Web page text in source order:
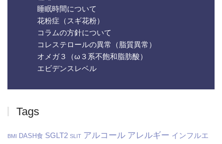
睡眠時間について
花粉症（スギ花粉）
コラムの方針について
コレステロールの異常（脂質異常）
オメガ３（ω３系不飽和脂肪酸）
エビデンスレベル
Tags
BMI DASH食 SGLT2 SLIT アルコール アレルギー インフルエ